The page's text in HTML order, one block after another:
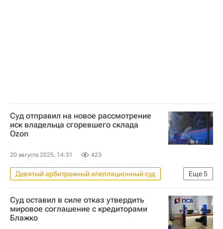
Суд отправил на новое рассмотрение
иск владельца сгоревшего склада
Ozon
20 августа 2025, 14:31 423
Еще5
Девятый арбитражный апелляционный суд
Московская область (Подмосковье)
Истринский район
Москва
Ингосстрах
Суд оставил в силе отказ утвердить
мировое соглашение с кредиторами
Блажко